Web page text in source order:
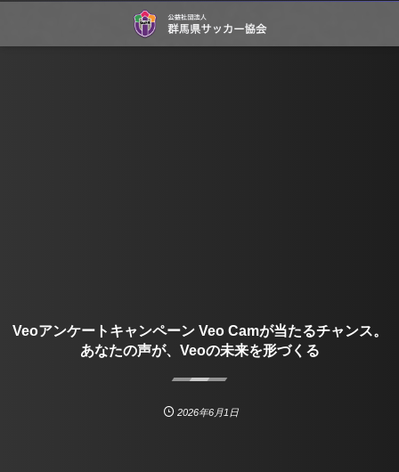
Veoアンケートキャンペーン Veo Camが当たるチャンス。
あなたの声が、Veoの未来を形づくる
2026年6月1日